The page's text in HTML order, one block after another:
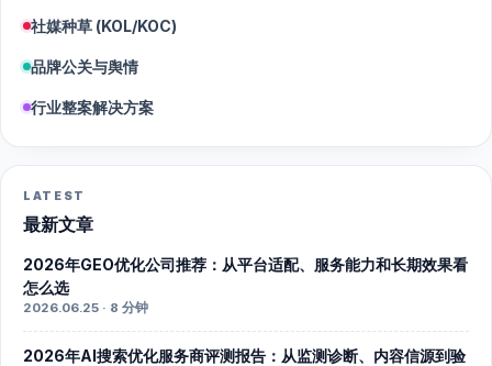
社媒种草 (KOL/KOC)
品牌公关与舆情
行业整案解决方案
LATEST
最新文章
2026年GEO优化公司推荐：从平台适配、服务能力和长期效果看
怎么选
2026.06.25 · 8 分钟
2026年AI搜索优化服务商评测报告：从监测诊断、内容信源到验